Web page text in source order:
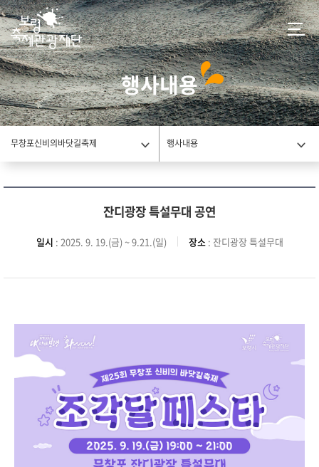
행사내용
무창포신비의바닷길축제 행사내용
잔디광장 특설무대 공연
일시 : 2025. 9. 19.(금) ~ 9.21.(일) 장소: 잔디광장 특설무대